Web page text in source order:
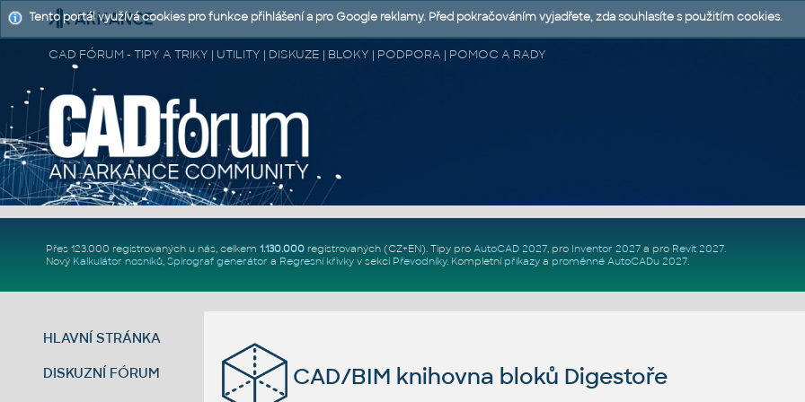
CAD FÓRUM - TIPY A TRIKY | UTILITY | DISKUZE | BLOKY | PODPORA | POMOC A RADY
Přes 123.000 registrovaných u nás, celkem 1.130.000registrovaných (CZ+EN). Tipy pro AutoCAD 2027, pro Inventor 2027a pro Revit 2027.
Nový Kalkulátor nosníků, Spirograf generátor a Regresní křivkyv sekci Převodníky. Kompletní příkazya proměnné AutoCADu 2027.
HLAVNÍ STRÁNKA
DISKUZNÍ FÓRUM CAD/BIM knihovna bloků Digestoře
Tento portál využívá cookies pro funkce přihlášení a pro Google reklamy. Před pokračováním vyjadřete, zda souhlasíte s použitím cookies.